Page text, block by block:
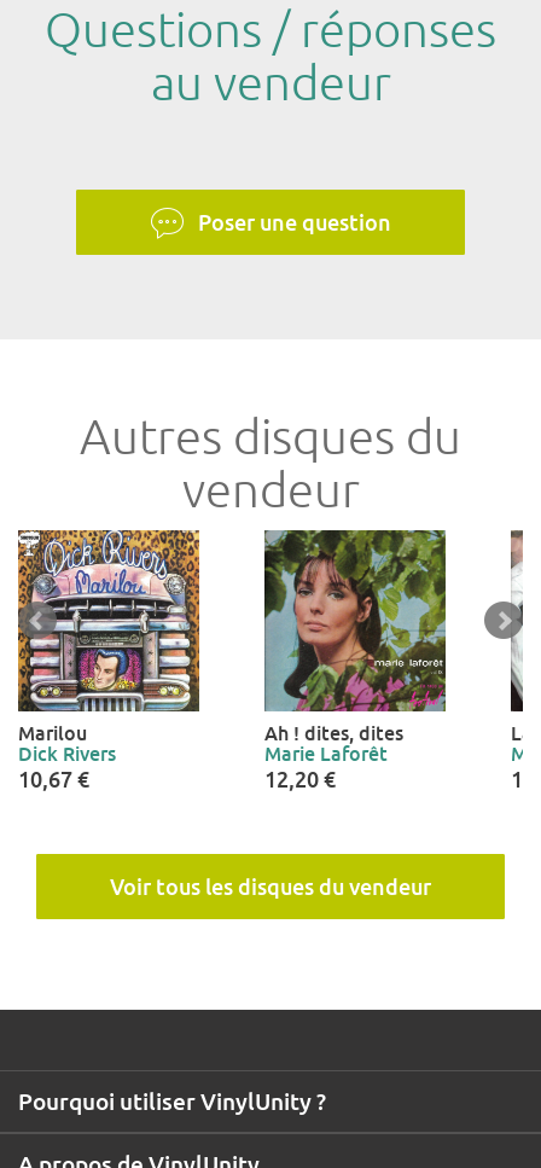
Questions / réponses
au vendeur
Poser une question
Autres disques du
vendeur
Marilou
Dick Rivers
10,67 €
Ah ! dites, dites
Marie Laforêt
12,20 €
La
Voir tous les disques du vendeur
Pourquoi utiliser VinylUnity ?